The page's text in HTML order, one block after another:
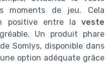
moments de jeu. Cela
positive entre la veste
Un produit phare
de Somlys, disponible dans
option adéquate grâce